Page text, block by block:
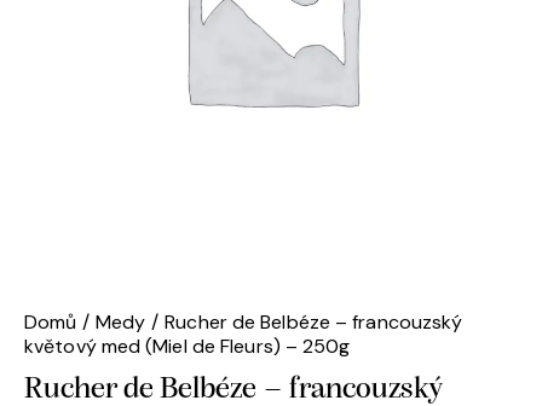
Domů Medy
Rucher de Belbéze – francouzský
květový med (Miel de Fleurs) – 250g
Rucher de Belbéze – francouzský